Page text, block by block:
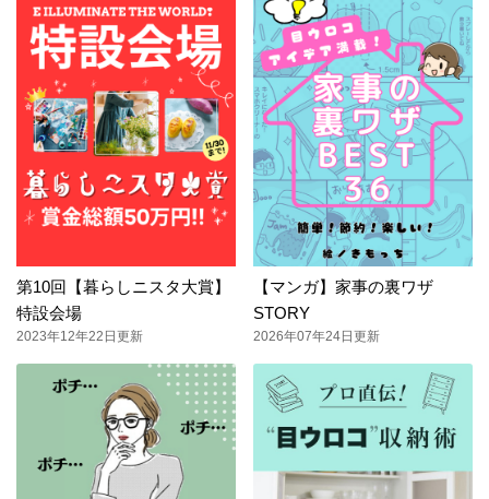
第10回【暮らしニスタ大賞】
特設会場
2023年12年22日更新
【マンガ】家事の裏ワザ
STORY
2026年07年24日更新